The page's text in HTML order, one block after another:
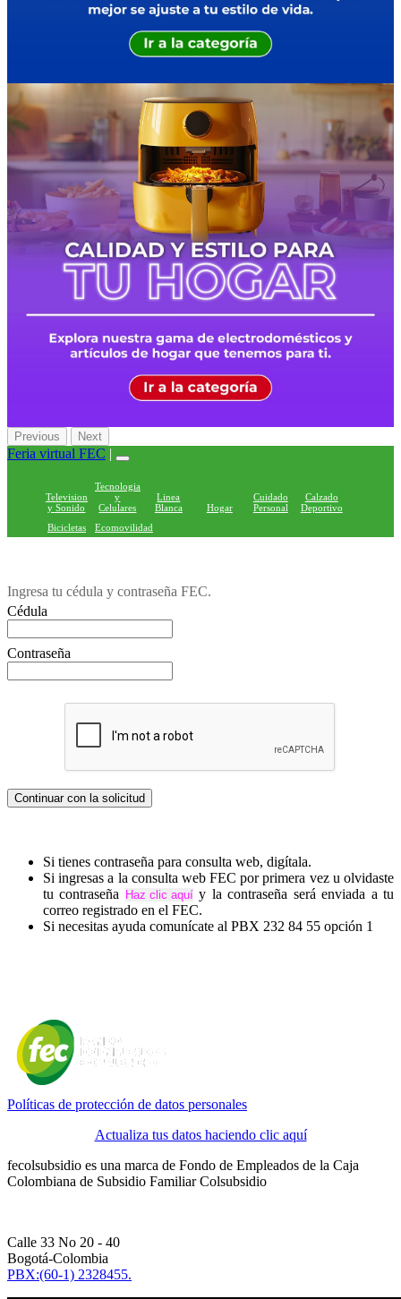
Previous Next
Feria virtual FEC |
Television
y Sonido
Tecnologia
y
Celulares
Linea
Blanca
Hogar
Cuidado
Personal
Calzado
Deportivo
Bicicletas
Ecomovilidad
Ingresa tu cédula y contraseña FEC.
Cédula
Contraseña
Si tienes contraseña para consulta web, digítala.
Si ingresas a la consulta web FEC por primera vez u olvidaste
tu contraseña
y la contraseña será enviada a tu
correo registrado en el FEC.
Si necesitas ayuda comunícate al PBX 232 84 55 opción 1
Políticas de protección de datos personales
Actualiza tus datos haciendo clic aquí
fecolsubsidio es una marca de Fondo de Empleados de la Caja
Colombiana de Subsidio Familiar Colsubsidio
Calle 33 No 20 - 40
Bogotá-Colombia
PBX:(60-1) 2328455.